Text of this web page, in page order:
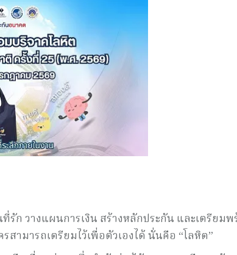
รัก วางแผนการเงิน สร้างหลักประกัน และเตรียม
มารถเตรียมไว้เพื่อตัวเองได้ นั่นคือ “โลหิต”